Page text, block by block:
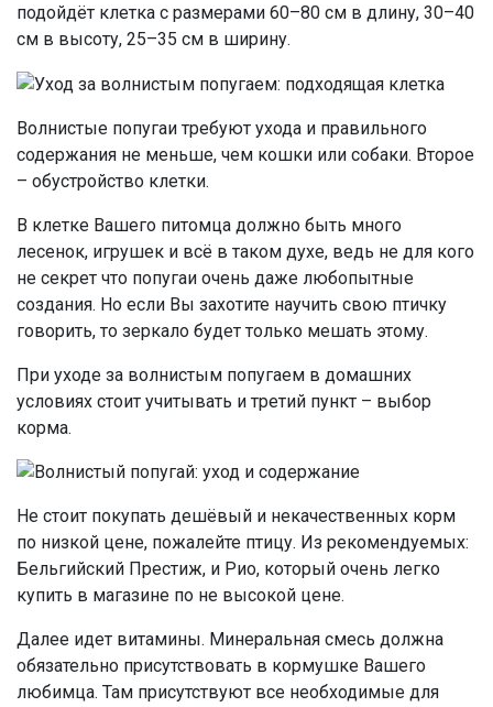
подойдёт клетка с размерами 60–80 см в длину, 30–40
см в высоту, 25–35 см в ширину.
Волнистые попугаи требуют ухода и правильного
содержания не меньше, чем кошки или собаки. Второе
– обустройство клетки.
В клетке Вашего питомца должно быть много
лесенок, игрушек и всё в таком духе, ведь не для кого
не секрет что попугаи очень даже любопытные
создания. Но если Вы захотите научить свою птичку
говорить, то зеркало будет только мешать этому.
При уходе за волнистым попугаем в домашних
условиях стоит учитывать и третий пункт – выбор
корма.
Не стоит покупать дешёвый и некачественных корм
по низкой цене, пожалейте птицу. Из рекомендуемых:
Бельгийский Престиж, и Рио, который очень легко
купить в магазине по не высокой цене.
Далее идет витамины. Минеральная смесь должна
обязательно присутствовать в кормушке Вашего
любимца. Там присутствуют все необходимые для